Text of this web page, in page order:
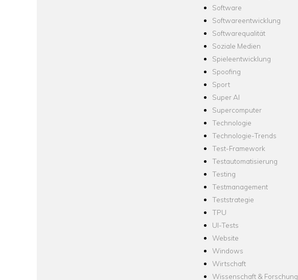
Software
Softwareentwicklung
Softwarequalität
Soziale Medien
Spieleentwicklung
Spoofing
Sport
Super AI
Supercomputer
Technologie
Technologie-Trends
Test-Framework
Testautomatisierung
Testing
Testmanagement
Teststrategie
TPU
UI-Tests
Website
Windows
Wirtschaft
Wissenschaft & Forschung